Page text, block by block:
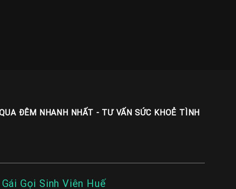
ĐÊM NHANH NHẤT - TƯ VẤN SỨC KHOẺ TÌNH
Gái Gọi Sinh Viên Huế